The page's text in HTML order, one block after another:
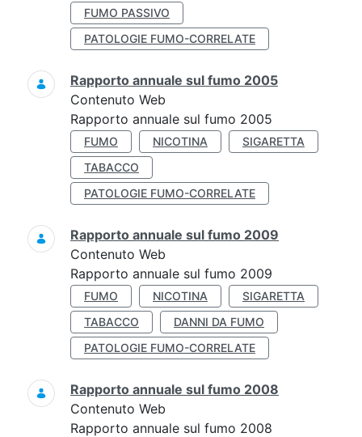
FUMO PASSIVO
PATOLOGIE FUMO-CORRELATE
Rapporto annuale sul fumo 2005
Contenuto Web
Rapporto annuale sul fumo 2005
FUMO NICOTINA
SIGARETTA
TABACCO
PATOLOGIE FUMO-CORRELATE
Rapporto annuale sul fumo 2009
Contenuto Web
Rapporto annuale sul fumo 2009
FUMO NICOTINA
SIGARETTA
TABACCO
DANNI DA FUMO
PATOLOGIE FUMO-CORRELATE
Rapporto annuale sul fumo 2008
Contenuto Web
Rapporto annuale sul fumo 2008